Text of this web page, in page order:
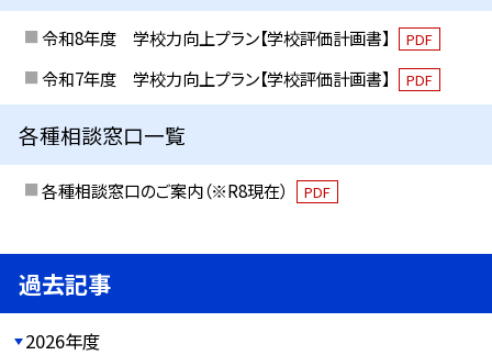
令和8年度 学校力向上プラン【学校評価計画書】 PDF
令和7年度 学校力向上プラン【学校評価計画書】 PDF
各種相談窓口一覧
各種相談窓口のご案内（※R8現在） PDF
過去記事
2026年度